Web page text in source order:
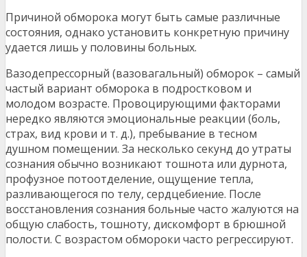
Причиной обморока могут быть самые различные
состояния, однако установить конкретную причину
удается лишь у половины больных.
Вазодепрессорный (вазовагальный) обморок – самый
частый вариант обморока в подростковом и
молодом возрасте. Провоцирующими факторами
нередко являются эмоциональные реакции (боль,
страх, вид крови и т. д.), пребывание в тесном
душном помещении. За несколько секунд до утраты
сознания обычно возникают тошнота или дурнота,
профузное потоотделение, ощущение тепла,
разливающегося по телу, сердцебиение. После
восстановления сознания больные часто жалуются на
общую слабость, тошноту, дискомфорт в брюшной
полости. С возрастом обмороки часто регрессируют.